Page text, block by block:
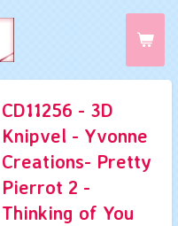
CD11256 - 3D
Knipvel - Yvonne
Creations- Pretty
Pierrot 2 -
Thinking of You